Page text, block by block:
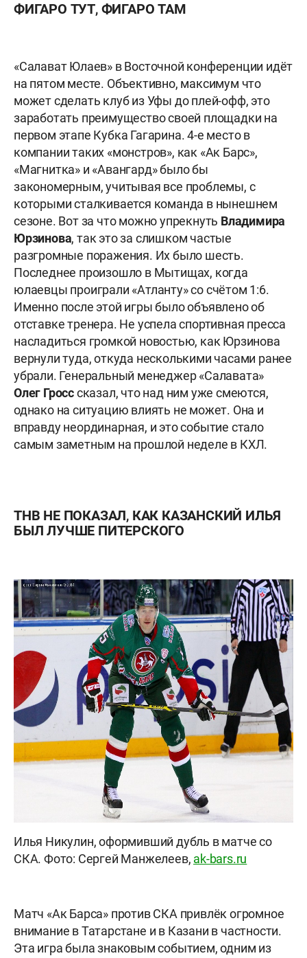
ФИГАРО ТУТ, ФИГАРО ТАМ
«Салават Юлаев» в Восточной конференции идёт
на пятом месте. Объективно, максимум что
может сделать клуб из Уфы до плей-офф, это
заработать преимущество своей площадки на
первом этапе Кубка Гагарина. 4-е место в
компании таких «монстров», как «Ак Барс»,
«Магнитка» и «Авангард» было бы
закономерным, учитывая все проблемы, с
которыми сталкивается команда в нынешнем
сезоне. Вот за что можно упрекнуть Владимира
Юрзинова, так это за слишком частые
разгромные поражения. Их было шесть.
Последнее произошло в Мытищах, когда
юлаевцы проиграли «Атланту» со счётом 1:6.
Именно после этой игры было объявлено об
отставке тренера. Не успела спортивная пресса
насладиться громкой новостью, как Юрзинова
вернули туда, откуда несколькими часами ранее
убрали. Генеральный менеджер «Салавата»
Олег Гросссказал, что над ним уже смеются,
однако на ситуацию влиять не может. Она и
вправду неординарная, и это событие стало
самым заметным на прошлой неделе в КХЛ.
ТНВ НЕ ПОКАЗАЛ, КАК КАЗАНСКИЙ ИЛЬЯ
БЫЛ ЛУЧШЕ ПИТЕРСКОГО
Илья Никулин, оформивший дубль в матче со
СКА. Фото: Сергей Манжелеев, ak-bars.ru
Матч «Ак Барса» против СКА привлёк огромное
внимание в Татарстане и в Казани в частности.
Эта игра была знаковым событием, одним из